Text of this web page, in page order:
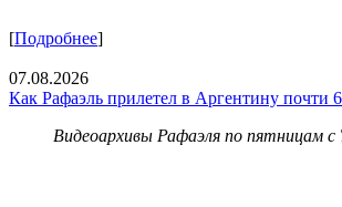
[Подробнее]
07.08.2026
Как Рафаэль прилетел в Аргентину почти
Видеоархивы Рафаэля по пятницам с